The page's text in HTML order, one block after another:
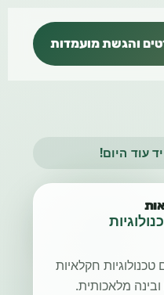
והגשת מועמדות
עוד היום!
חקלאיות
מלאכותית.